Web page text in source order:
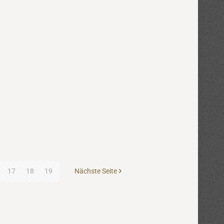
17 18 19 Nächste Seite